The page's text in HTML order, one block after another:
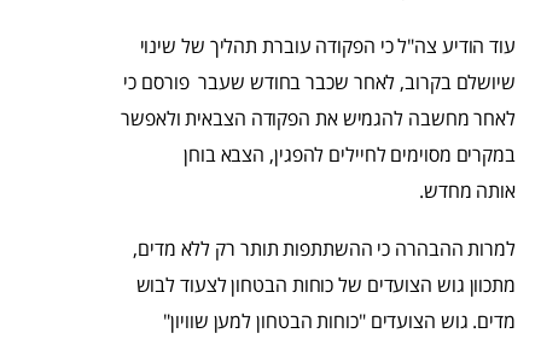
עוד הודיע צה"ל כי הפקודה עוברת תהליך של שינוי
שיושלם בקרוב, לאחר שכבר בחודש שעבר פורסם כי
לאחר מחשבה להגמיש את הפקודה הצבאית ולאפשר
במקרים מסוימים לחיילים להפגין, הצבא בוחן
אותה מחדש.
למרות ההבהרה כי ההשתתפות תותר רק ללא מדים,
מתכוון גוש הצועדים של כוחות הבטחון לצעוד לבוש
מדים. גוש הצועדים "כוחות הבטחון למען שוויון"